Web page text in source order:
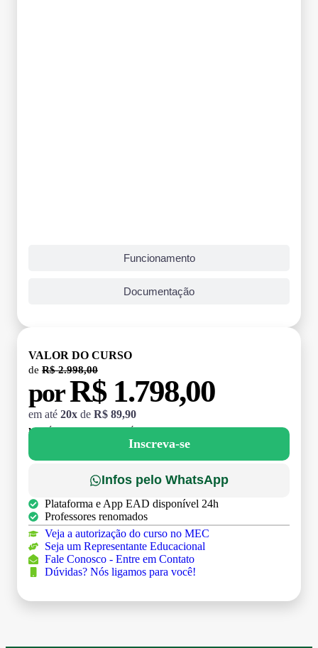
Funcionamento
Documentação
VALOR DO CURSO
de R$ 2.998,00
porR$ 1.798,00
em até 20x de R$ 89,90
MATRÍCULA:
Inscreva-se
Infos pelo WhatsApp
Plataforma e App EAD disponível 24h
Professores renomados
Veja a autorização do curso no MEC
Seja um Representante Educacional
Fale Conosco - Entre em Contato
Dúvidas? Nós ligamos para você!